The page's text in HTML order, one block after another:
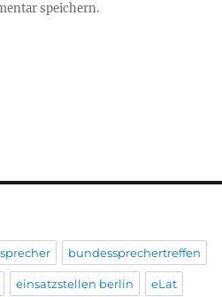
speichern.
bundessprechertreffen
einsatzstellen berlin eLat